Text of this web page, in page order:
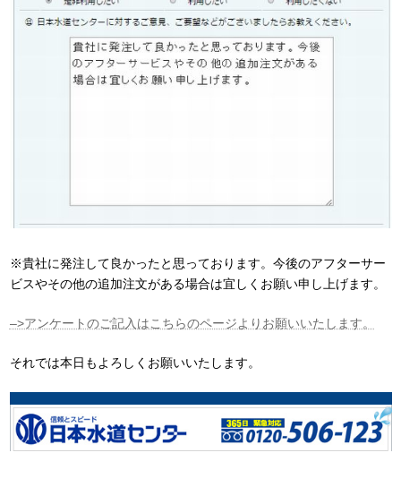
※貴社に発注して良かったと思っております。今後のアフターサー
ビスやその他の追加注文がある場合は宜しくお願い申し上げます。
–>アンケートのご記入はこちらのページよりお願いいたします。
それでは本日もよろしくお願いいたします。